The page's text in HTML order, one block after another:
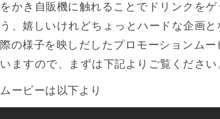
をかき自販機に触れることでドリンクを
う、嬉しいけれどちょっとハードな企画
際の様子を映しだしたプロモーションム
いますので、まずは下記よりご覧ください
ムービーは以下より